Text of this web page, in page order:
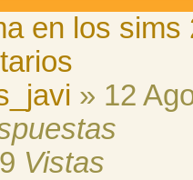
en los
» 12
Vistas